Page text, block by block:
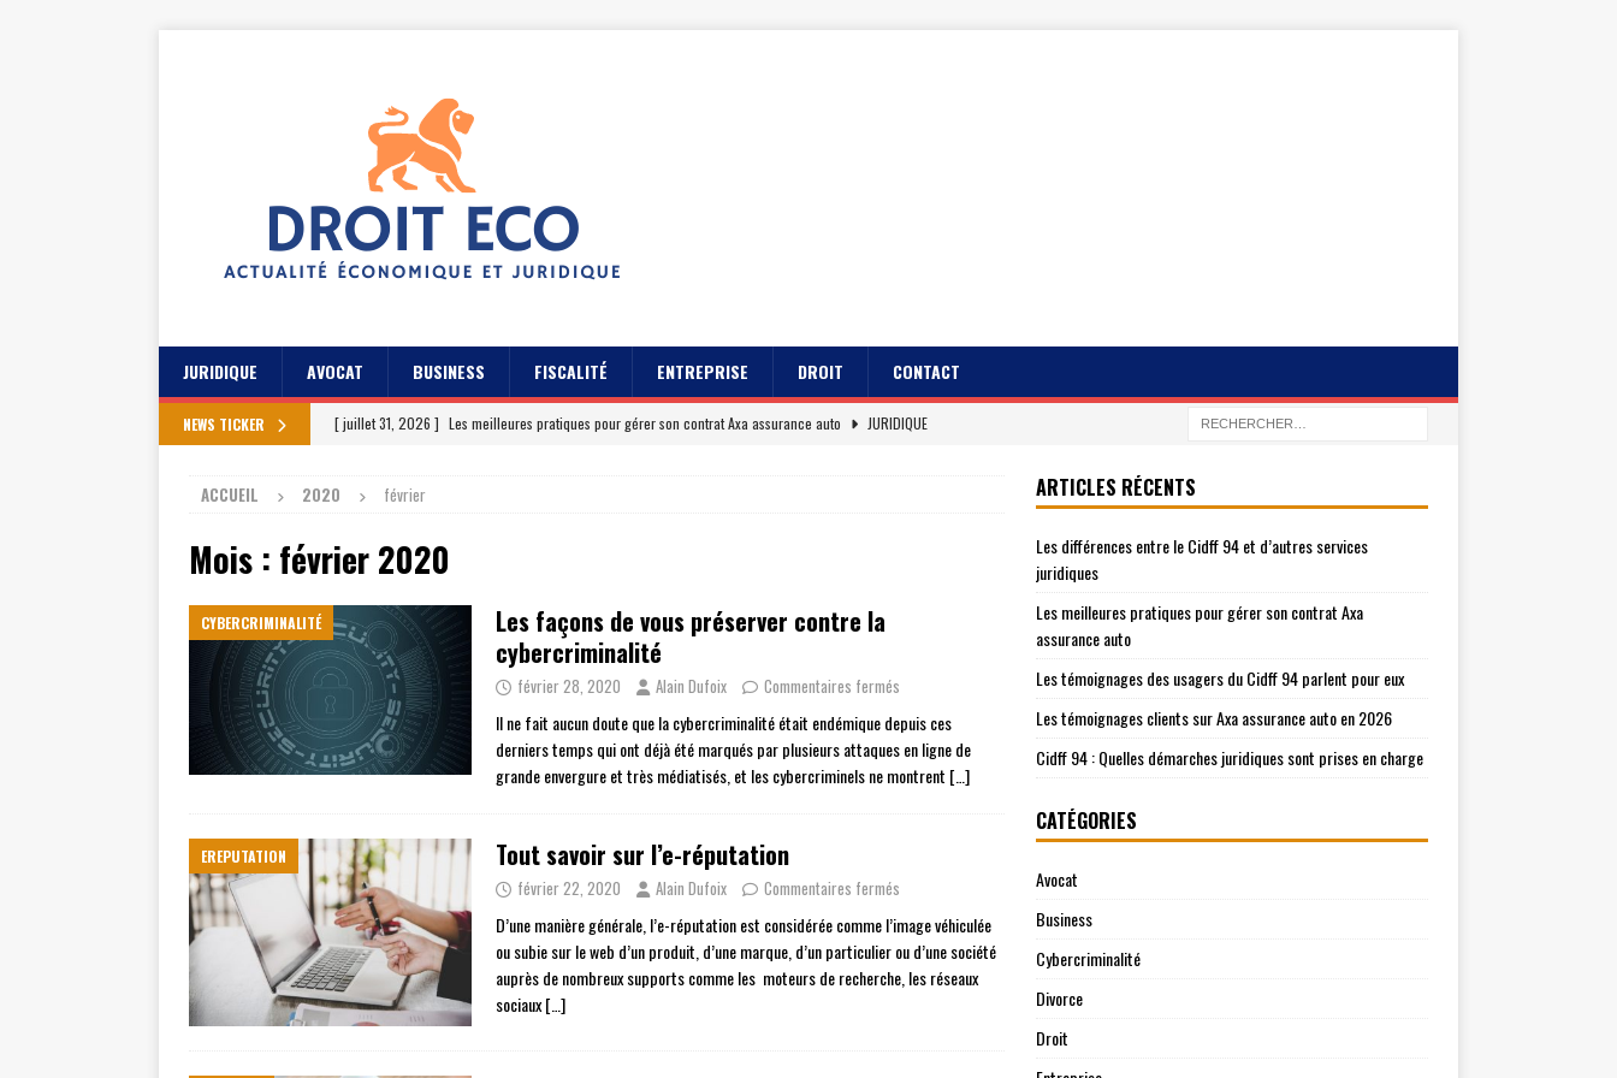
JURIDIQUE AVOCAT BUSINESS FISCALITÉ ENTREPRISE DROIT CONTACT
NEWS TICKER [ juillet 31, 2026 ] Les meilleures pratiques pour gérer son contrat Axa assurance auto
JURIDIQUE
[ juillet 23, 2026 ]
[ juillet 19, 2026 ]
ACCUEIL 2020 février
Mois : février 2020
CYBERCRIMINALITÉ
Les façons de vous préserver contre la
cybercriminalité
février 28, 2020 Alain Dufoix Commentaires fermés
Il ne fait aucun doute que la cybercriminalité était endémique depuis ces
derniers temps qui ont déjà été marqués par plusieurs attaques en ligne de
grande envergure et très médiatisés, et les cybercriminels ne montrent […]
EREPUTATION Tout savoir sur l’e-réputation
février 22, 2020 Alain Dufoix Commentaires fermés
D’une manière générale, l’e-réputation est considérée comme l’image véhiculée
ou subie sur le web d’un produit, d’une marque, d’un particulier ou d’une société
auprès de nombreux supports comme les moteurs de recherche, les réseaux
sociaux[…]
ARTICLES RÉCENTS
Les différences entre le Cidff 94 et d’autres services
juridiques
Les meilleures pratiques pour gérer son contrat Axa
assurance auto
Les témoignages des usagers du Cidff 94 parlent pour eux
Les témoignages clients sur Axa assurance auto en 2026
Cidff 94 : Quelles démarches juridiques sont prises en charge
CATÉGORIES
Avocat
Business
Cybercriminalité
Divorce
Droit